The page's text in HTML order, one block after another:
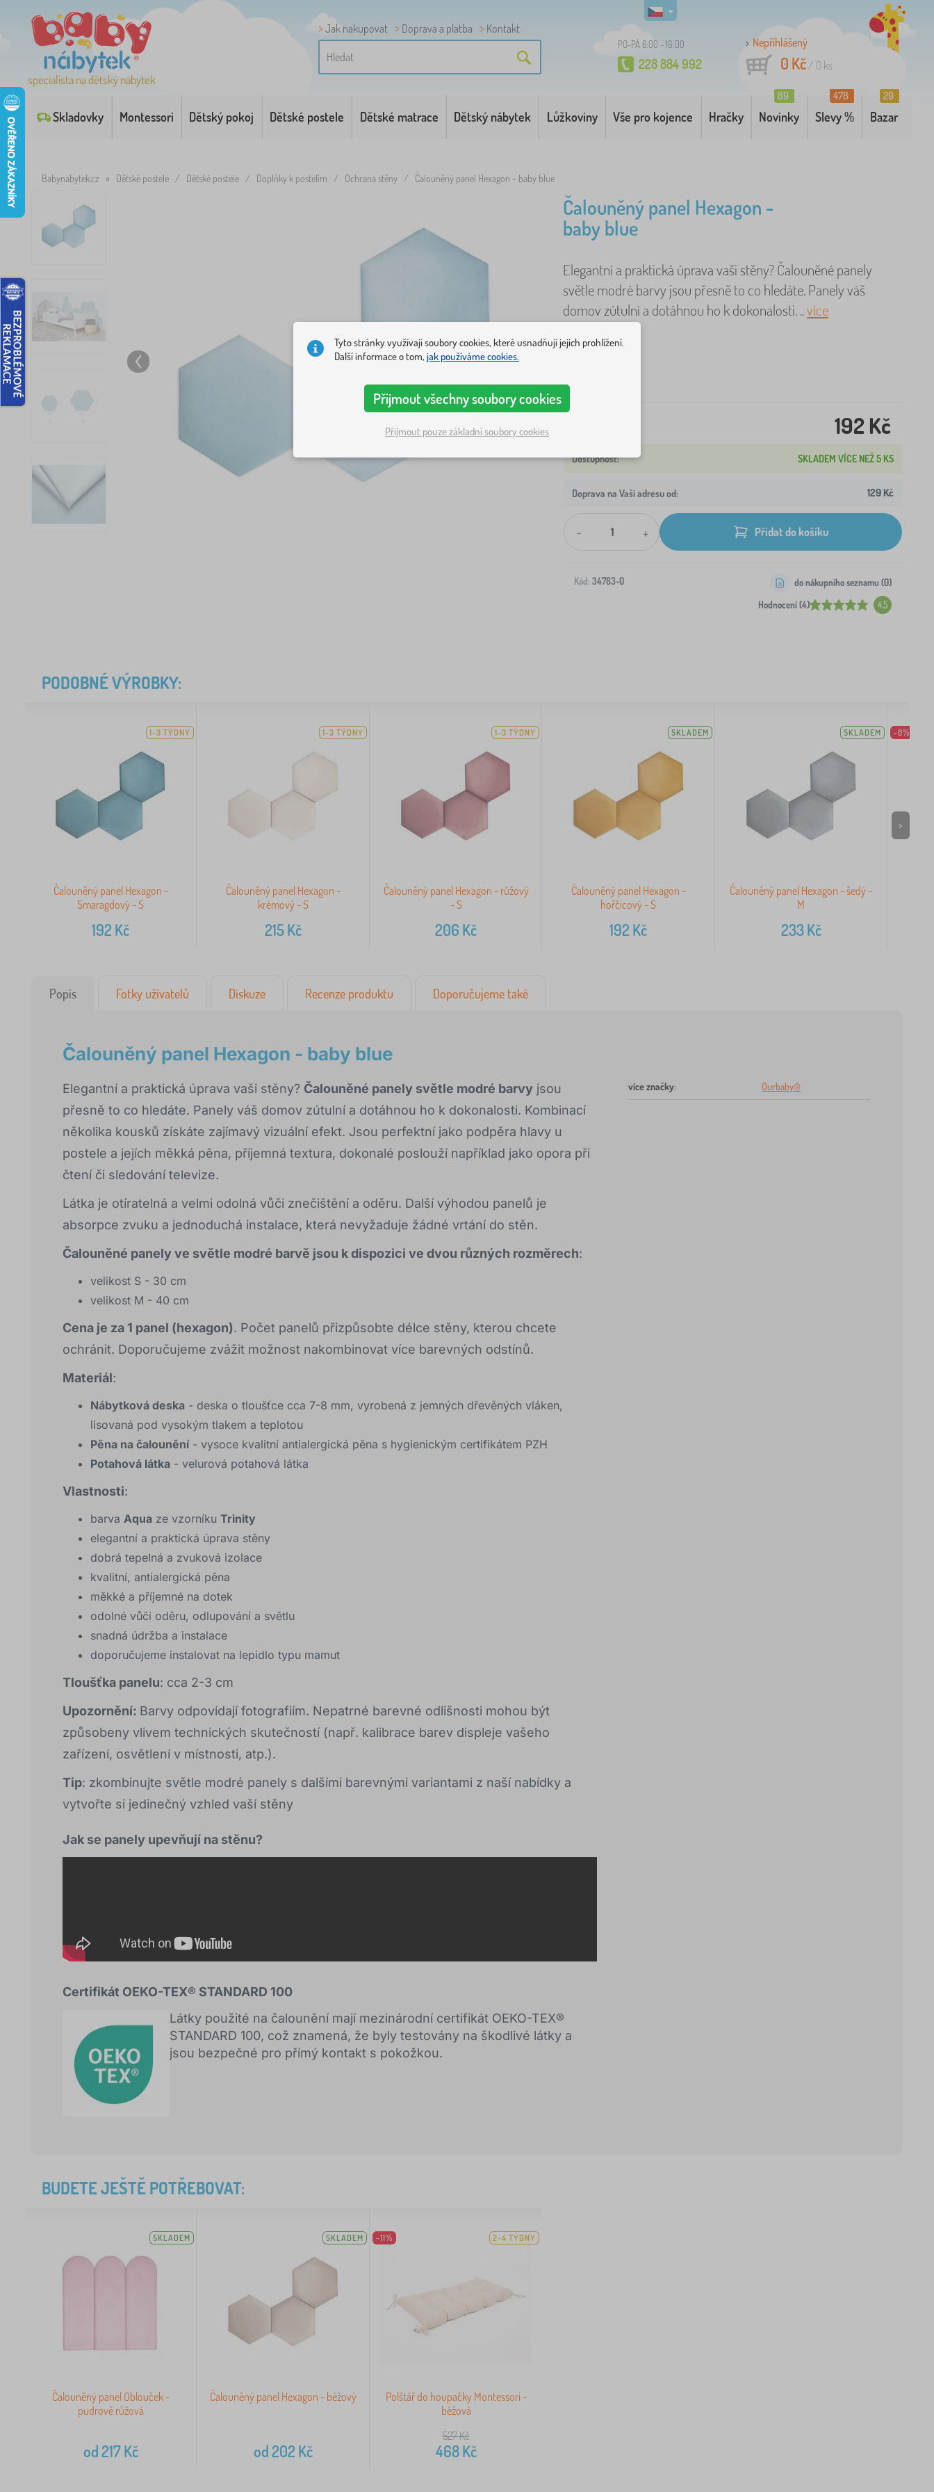
specialista na dětský nábytek
Jak nakupovat Doprava a platba Kontakt
PO-PÁ 8:00 - 16:00
228 884 992
Nepřihlášený
0 Kč/ 0 ks
Skladovky Montessori Dětský pokoj Dětské postele Dětské matrace Dětský nábytek Lůžkoviny Vše pro kojence Hračky Novinky
89
Slevy %
478
Bazar
29
Babynabytek.cz » Dětské postele / Dětské postele / Doplňky k postelím / Ochrana stěny / Čalouněný panel Hexagon - baby blue
Čalouněný panel Hexagon -
baby blue
Elegantní a praktická úprava vaši stěny? Čalouněné panely
světle modré barvy jsou přesně to co hledáte. Panely váš
domov zútulní a dotáhnou ho k dokonalosti. ..více
ROZMĚR
192 Kč
SKLADEM VÍCE NEŽ 5 KS
Doprava na Vaši adresu od: 129 Kč
- + Přidat do košíku
Kód: 34783-0
Hodnocení (4) 4.5
do nákupního seznamu (0)
PODOBNÉ VÝROBKY:
1-3 TÝDNY
Čalouněný panel Hexagon -
Smaragdový - S
192 Kč
1-3 TÝDNY
Čalouněný panel Hexagon -
krémový - S
215Kč
1-3 TÝDNY
Čalouněný panel Hexagon - růžový
- S
206 Kč
SKLADEM
Čalouněný panel Hexagon -
hořčicový - S
192 Kč
SKLADEM
Čalouněný panel Hexagon - šedý -
M
233Kč
-8%
>
Popis Fotky uživatelů Diskuze Recenze produktu Doporučujeme také
Čalouněný panel Hexagon - baby blue
Elegantní a praktická úprava vaši stěny? Čalouněné panely světle modré barvy jsou
přesně to co hledáte. Panely váš domov zútulní a dotáhnou ho k dokonalosti. Kombinací
několika kousků získáte zajímavý vizuální efekt. Jsou perfektní jako podpěra hlavy u
postele a jejích měkká pěna, příjemná textura, dokonalé poslouží například jako opora při
čtení či sledování televize.
Látka je otíratelná a velmi odolná vůči znečištění a oděru. Další výhodou panelů je
absorpce zvuku a jednoduchá instalace, která nevyžaduje žádné vrtání do stěn.
Čalouněné panely ve světle modré barvě jsou k dispozici ve dvou různých rozměrech:
velikost S - 30 cm
velikost M - 40 cm
Cena je za 1 panel (hexagon). Počet panelů přizpůsobte délce stěny, kterou chcete
ochránit. Doporučujeme zvážit možnost nakombinovat více barevných odstínů.
Materiál:
Nábytková deska - deska o tloušťce cca 7-8 mm, vyrobená z jemných dřevěných vláken,
lisovaná pod vysokým tlakem a teplotou
Pěna na čalounění - vysoce kvalitní antialergická pěna s hygienickým certifikátem PZH
Potahová látka - velurová potahová látka
Vlastnosti:
barva Aqua ze vzorníku Trinity
elegantní a praktická úprava stěny
dobrá tepelná a zvuková izolace
kvalitní, antialergická pěna
měkké a příjemné na dotek
odolné vůči oděru, odlupování a světlu
snadná údržba a instalace
doporučujeme instalovat na lepidlo typu mamut
Tloušťka panelu: cca 2-3 cm
Upozornění: Barvy odpovídají fotografiím. Nepatrné barevné odlišnosti mohou být
způsobeny vlivem technických skutečností (např. kalibrace barev displeje vašeho
zařízení, osvětlení v místnosti, atp.).
Tip: zkombinujte světle modré panely s dalšími barevnými variantami z naší nabídky a
vytvořte si jedinečný vzhled vaší stěny
Jak se panely upevňují na stěnu?
Certifikát OEKO-TEX® STANDARD 100
Látky použité na čalounění mají mezinárodní certifikát OEKO-TEX®
STANDARD 100, což znamená, že byly testovány na škodlivé látky a
jsou bezpečné pro přímý kontakt s pokožkou.
více značky: Ourbaby®
BUDETE JEŠTĚ POTŘEBOVAT:
SKLADEM
Čalouněný panel Oblouček -
pudrově růžová
od217Kč
SKLADEM
Čalouněný panel Hexagon - béžový
od202 Kč
-11% 2-4 TÝDNY
Polštář do houpačky Montessori -
béžová
527Kč
468Kč
Tyto stránky využívají soubory cookies, které usnadňují jejich prohlížení.
Další informace o tom, jak používáme cookies.
Přijmout všechny soubory cookies
Přijmout pouze základní soubory cookies